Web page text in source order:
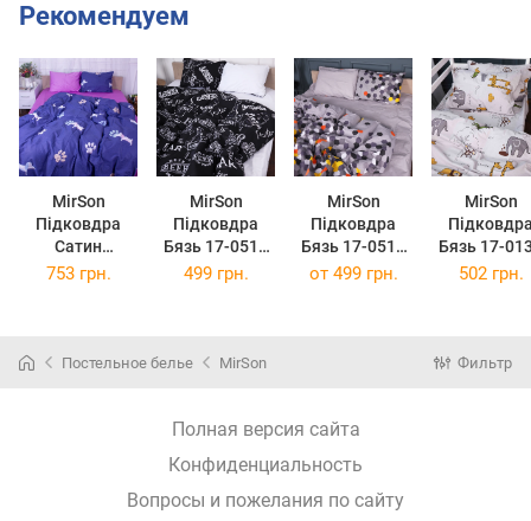
Рекомендуем
MirSon
Підковдра
Сатин
Premium 22-
MirSon
Підковдра
Бязь 17-0510
Beer Bar blac
MirSon
Підковдра
Бязь 17-0519
Duende 110 x
MirSon
Бязь 17-
Lion King
753 грн. 499 грн. от 499 грн. 502 грн.
Постельное белье MirSon Фильтр
Полная версия сайта
Конфиденциальность
Вопросы и пожелания по сайту